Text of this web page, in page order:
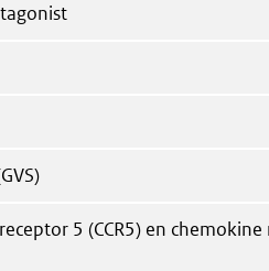
5 (CCR5) en chemokine